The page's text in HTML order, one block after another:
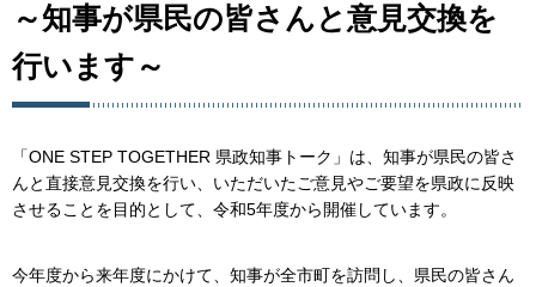
～知事が県民の皆さんと意見交換を
行います～
「ONE STEP TOGETHER 県政知事トーク」は、知事が県民の皆さ
んと直接意見交換を行い、いただいたご意見やご要望を県政に反映
させることを目的として、令和5年度から開催しています。
今年度から来年度にかけて、知事が全市町を訪問し、県民の皆さん